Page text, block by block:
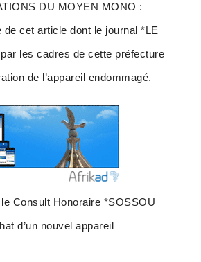
DU MOYEN MONO :
cet article dont le journal *LE
les cadres de cette préfecture
de l’appareil endommagé.
Consult Honoraire *SOSSOU
d’un nouvel appareil